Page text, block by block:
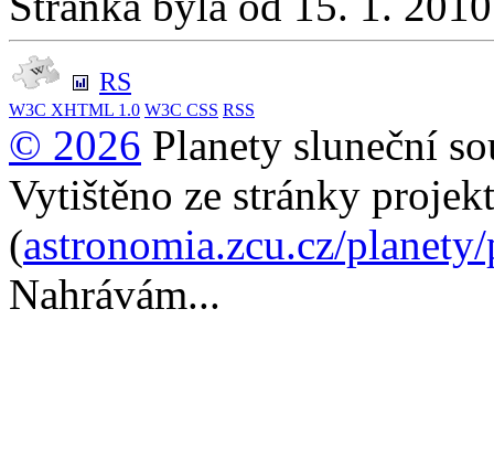
RS
W3C XHTML 1.0 W3C CSS RSS
© 2026 Planety sluneční
Vytištěno ze stránky
(astronomia.zcu.cz/
Nahrávám...